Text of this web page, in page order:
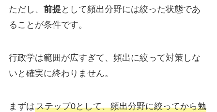
ただし、 前提として頻出分野には絞った状態であ
ることが条件です。
行政学は範囲が広すぎて、頻出に絞って対策しな
いと確実に終わりません。
まずはステップ0として、頻出分野に絞ってから勉